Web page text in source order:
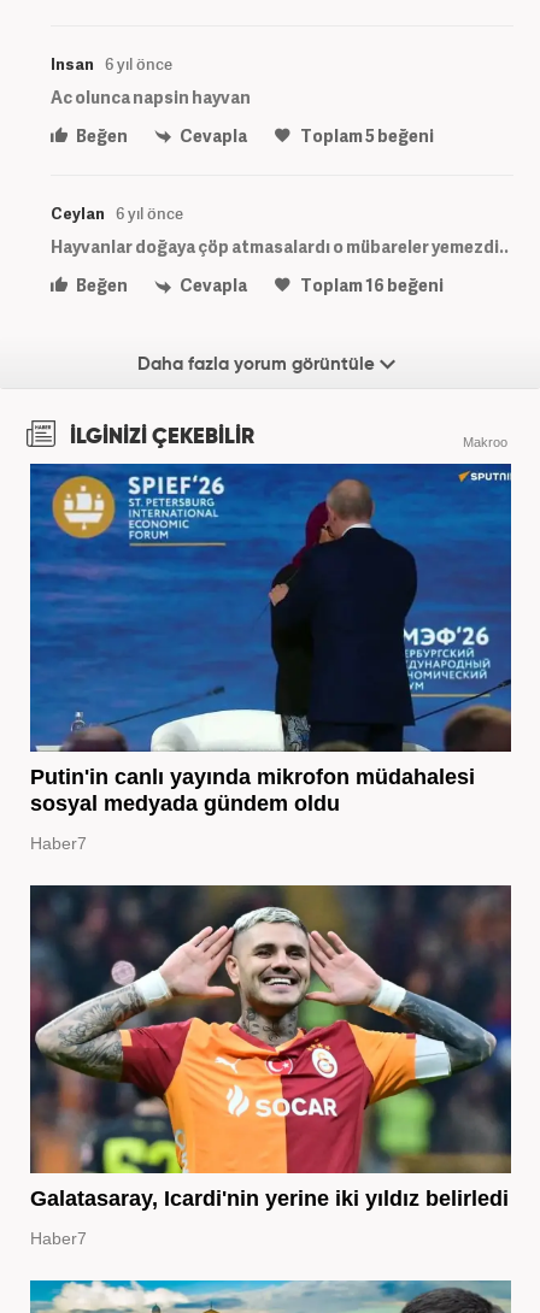
Insan 6 yıl önce
Ac olunca napsin hayvan
Beğen
Cevapla Toplam5beğeni
Ceylan 6 yıl önce
Hayvanlar doğaya çöp atmasalardı o mübareler yemezdi..
Beğen
Cevapla Toplam16 beğeni
Daha fazla yorum görüntüle
İLGİNİZİ ÇEKEBİLİR Makroo
Putin'in canlı yayında mikrofon müdahalesi
sosyal medyada gündem oldu
Haber7
Galatasaray, Icardi'nin yerine iki yıldız belirledi
Haber7